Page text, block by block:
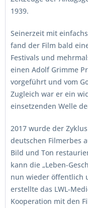
1939.
Seinerzeit mit
fand der Film bald
Festivals und
einen Adolf Grimme
vorgeführt und vom
Zugleich war er ein
einsetzenden Welle
2017 wurde der
deutschen Filmerbes
Bild und Ton
kann die „Leben-
nun wieder öffentlich
erstellte das LWL-
Kooperation mit den